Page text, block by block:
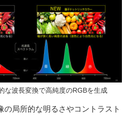
な波長変換で高純度のRGBを生成
の局所的な明るさやコントラスト